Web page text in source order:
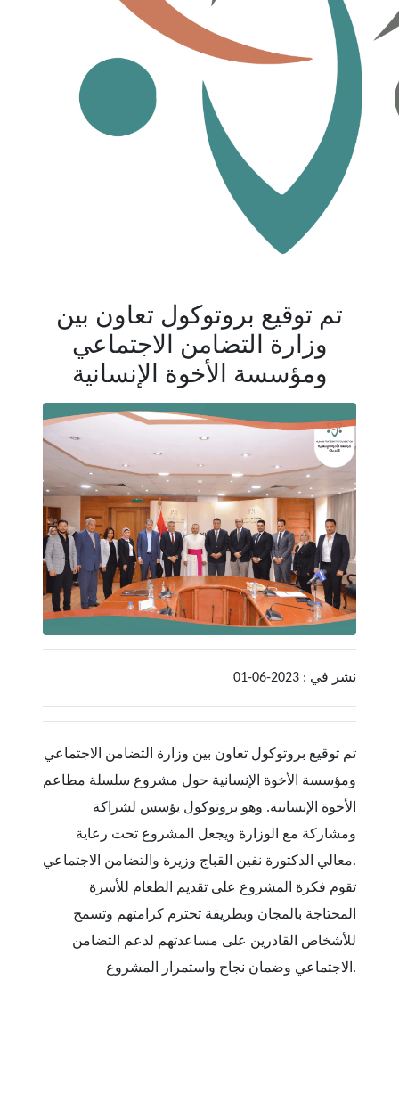
تم توقيع بروتوكول تعاون بين
وزارة التضامن الاجتماعي
ومؤسسة الأخوة الإنسانية
نشر في : 2023-06-01
تم توقيع بروتوكول تعاون بين وزارة التضامن الاجتماعي
ومؤسسة الأخوة الإنسانية حول مشروع سلسلة مطاعم
الأخوة الإنسانية. وهو بروتوكول يؤسس لشراكة
ومشاركة مع الوزارة ويجعل المشروع تحت رعاية
معالي الدكتورة نفين القباج وزيرة والتضامن الاجتماعي.
تقوم فكرة المشروع على تقديم الطعام للأسرة
المحتاجة بالمجان وبطريقة تحترم كرامتهم وتسمح
للأشخاص القادرين على مساعدتهم لدعم التضامن
الاجتماعي وضمان نجاح واستمرار المشروع.